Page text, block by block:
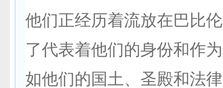
他们正经历着流放在巴比
了代表着他们的身份和作
如他们的国土、圣殿和法